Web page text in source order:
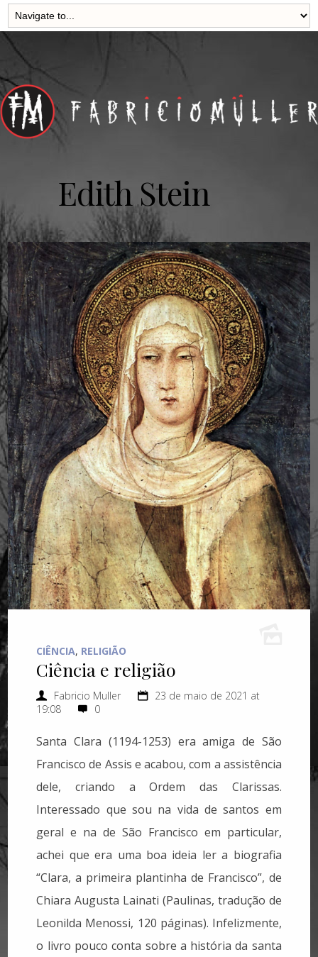
Edith Stein
CIÊNCIA, RELIGIÃO
Ciência e religião
Fabricio Muller
23 de maio de 2021 at
19:08
0
Santa Clara (1194-1253) era amiga de São
Francisco de Assis e acabou, com a assistência
dele, criando a Ordem das Clarissas.
Interessado que sou na vida de santos em
geral e na de São Francisco em particular,
achei que era uma boa ideia ler a biografia
“Clara, a primeira plantinha de Francisco”, de
Chiara Augusta Lainati (Paulinas, tradução de
Leonilda Menossi, 120 páginas). Infelizmente,
o livro pouco conta sobre a história da santa